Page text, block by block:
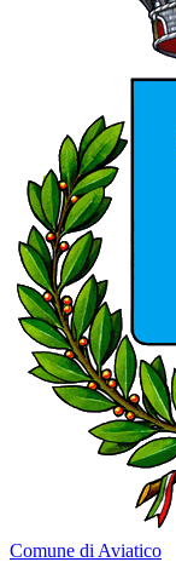
Comune di Aviatico